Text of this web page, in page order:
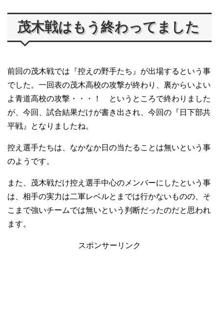
茂木戦はもう終わってました
前回の茂木戦では『控えの野手たち』が出場するという事
でした。一回表の茂木高校の攻撃が終わり、裏からいよい
よ青道高校の攻撃・・・！ というところで終わりました
が、今回、試合結果だけが書き出され、今回の『日下部共
平戦』となりましたね。
控え選手たちは、なかなか日の当たることは無いという事
のようです。
また、茂木戦だけ控え選手中心のメンバーにしたという事
は、相手の実力は二軍レベルとまでは行かないものの、そ
こまで強いチームでは無いという判断だったのだと思われ
ます。
スポンサーリンク